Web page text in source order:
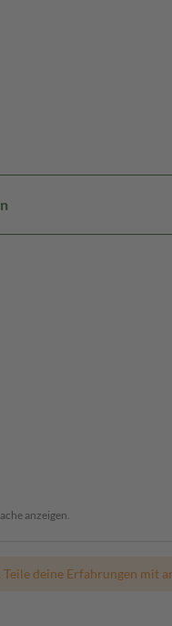
anzeigen.
deine Erfahrungen mit